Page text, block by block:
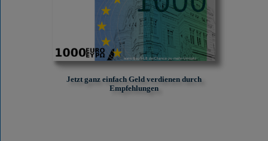
Jetzt ganz einfach Geld verdienen durch
Empfehlungen